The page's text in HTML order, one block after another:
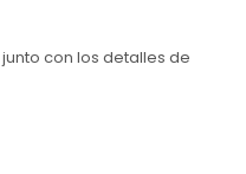
con los detalles de